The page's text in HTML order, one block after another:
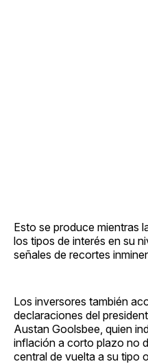
Esto se produce mientras
los tipos de interés en su
señales de recortes
Los inversores también
declaraciones del
Austan Goolsbee, quien
inflación a corto plazo no
central de vuelta a su tipo